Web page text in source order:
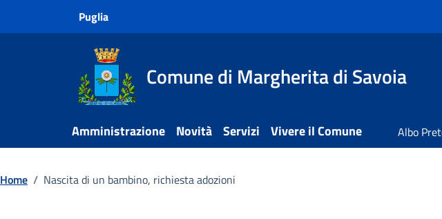
Puglia
Comune di Margherita di Savoia
Amministrazione Novità Servizi Vivere il Comune Albo
Home / Nascita di un bambino, richiesta adozioni